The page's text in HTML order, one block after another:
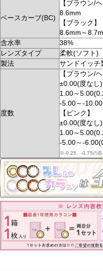
ベースカーブ(BC)
【ブラウン/
8.6mm
【ブラック】
8.6mm～
含水率
38%
レンズタイプ
柔軟(ソフト)
製法
サンドイッチ
度数
【ブラウン/
±0.00(度なし)
1.00～
-5.00～-
【ピンク】
±0.00(度なし)
1.00～
-5.00～-
※-0.25、-0.75の在